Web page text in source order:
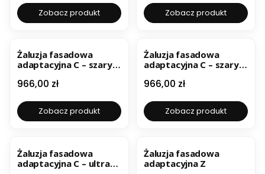
Zobacz produkt Zobacz produkt
Żaluzja fasadowa
adaptacyjna C – szary
Cena
966,00 zł
Zobacz produkt
Żaluzja fasadowa
adaptacyjna C – szary
Cena
966,00 zł
Zobacz produkt
Żaluzja fasadowa
adaptacyjna C – ultra
Żaluzja fasadowa
adaptacyjna Z